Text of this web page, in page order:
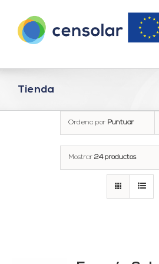
contenido
Tienda
Ordena por Puntuar
Mostrar 24 productos